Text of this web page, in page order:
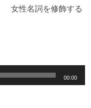
性名詞を修飾する
00:00